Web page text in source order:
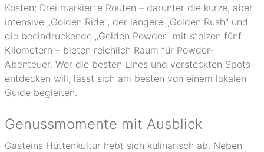
Kosten: Drei markierte Routen – darunter die kurze, aber
intensive „Golden Ride", der längere „Golden Rush" und
die beeindruckende „Golden Powder" mit stolzen fünf
Kilometern – bieten reichlich Raum für Powder-
Abenteuer. Wer die besten Lines und versteckten Spots
entdecken will, lässt sich am besten von einem lokalen
Guide begleiten.
Genussmomente mit Ausblick
Gasteins Hüttenkultur hebt sich kulinarisch ab. Neben